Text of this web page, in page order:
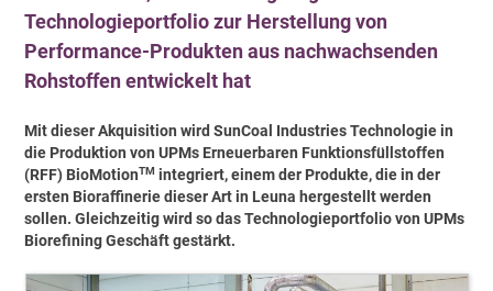
Technologieportfolio zur Herstellung von
Performance-Produkten aus nachwachsenden
Rohstoffen entwickelt hat
Mit dieser Akquisition wird SunCoal Industries Technologie in
die Produktion von UPMs Erneuerbaren Funktionsfüllstoffen
(RFF) BioMotionTM integriert, einem der Produkte, die in der
ersten Bioraffinerie dieser Art in Leuna hergestellt werden
sollen. Gleichzeitig wird so das Technologieportfolio von UPMs
Biorefining Geschäft gestärkt.